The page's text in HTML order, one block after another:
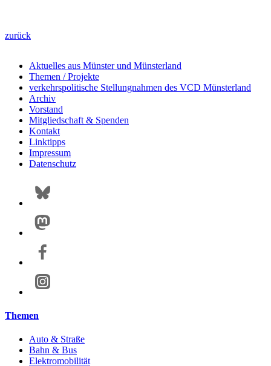
zurück
Aktuelles aus Münster und Münsterland
Themen / Projekte
verkehrspolitische Stellungnahmen des VCD Münsterland
Archiv
Vorstand
Mitgliedschaft & Spenden
Kontakt
Linktipps
Impressum
Datenschutz
Themen
Auto & Straße
Bahn & Bus
Elektromobilität